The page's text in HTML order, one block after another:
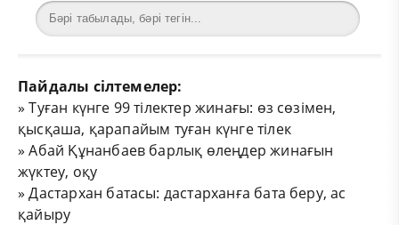
Пайдалы сілтемелер:
»Туған күнге 99 тілектер жинағы: өз сөзімен,
қысқаша, қарапайым туған күнге тілек
»Абай Құнанбаев барлық өлеңдер жинағын
жүктеу, оқу
»Дастархан батасы: дастарханға бата беру, ас
қайыру